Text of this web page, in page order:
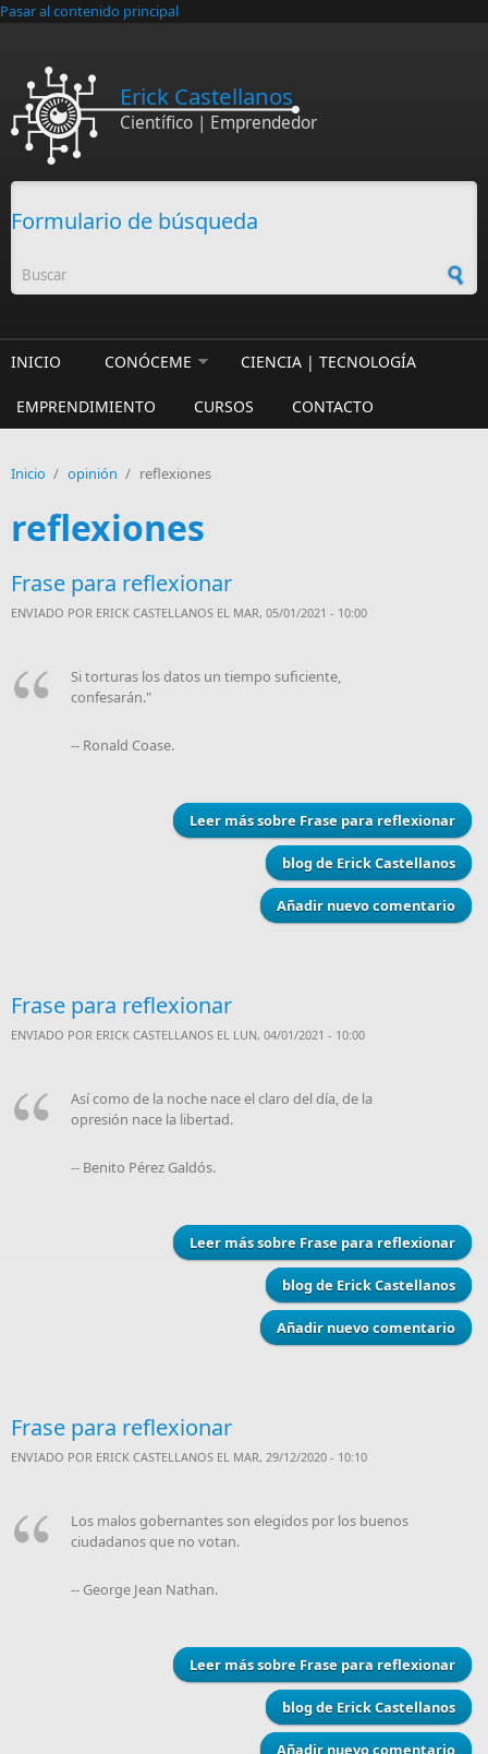
Pasar al contenido principal
Erick Castellanos
Científico | Emprendedor
Formulario de búsqueda
INICIO CONÓCEME CIENCIA | TECNOLOGÍA
EMPRENDIMIENTO CURSOS CONTACTO
Inicio / opinión / reflexiones
reflexiones
Frase para reflexionar
ENVIADO POR ERICK CASTELLANOS EL MAR, 05/01/2021 - 10:00
Si torturas los datos un tiempo suficiente,
confesarán."
-- Ronald Coase.
Leer mássobre Frase para reflexionar
blog de Erick Castellanos
Añadir nuevo comentario
Frase para reflexionar
ENVIADO POR ERICK CASTELLANOS EL LUN, 04/01/2021 - 10:00
Así como de la noche nace el claro del día, de la
opresión nace la libertad.
-- Benito Pérez Galdós.
Leer mássobre Frase para reflexionar
blog de Erick Castellanos
Añadir nuevo comentario
Frase para reflexionar
ENVIADO POR ERICK CASTELLANOS EL MAR, 29/12/2020 - 10:10
Los malos gobernantes son elegidos por los buenos
ciudadanos que no votan.
-- George Jean Nathan.
Leer mássobre Frase para reflexionar
blog de Erick Castellanos
Añadir nuevo comentario